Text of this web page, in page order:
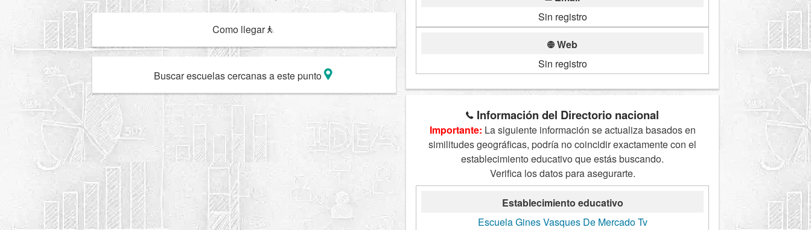
Como llegar
Buscar escuelas cercanas a este punto
Sin registro
Web
Sin registro
Información del Directorio nacional
Importante: La siguiente información se actualiza basados en
similitudes geográficas, podría no coincidir exactamente con el
establecimiento educativo que estás buscando.
Verifica los datos para asegurarte.
Establecimiento educativo
Escuela Gines Vasques De Mercado Tv